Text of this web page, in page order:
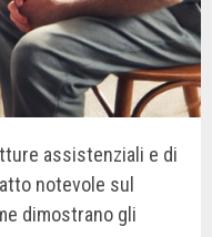
assistenziali e di
notevole sul
dimostrano gli